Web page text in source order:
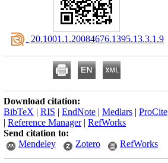
‎ 20.1001.1.20084676.1395.13.3.1.9
Download citation:
BibTeX | RIS | EndNote | Medlars | ProCite
| Reference Manager| RefWorks
Send citation to:
Mendeley
Zotero RefWorks